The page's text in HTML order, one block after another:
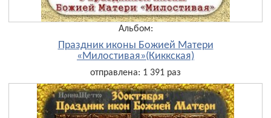
Альбом:
Праздник иконы Божией Матери
«Милостивая»(Киккская)
отправлена: 1 391 раз